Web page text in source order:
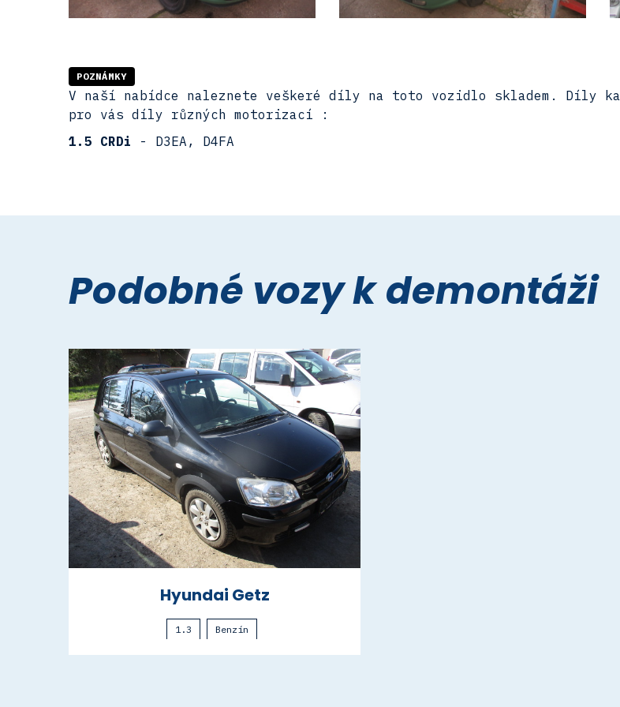
POZNÁMKY
V naší nabídce naleznete veškeré díly na toto vozidlo skladem. Díly
pro vás díly různých motorizací :
1.5 CRDi - D3EA, D4FA
Podobné vozy k demontáži
Hyundai Getz
1.3 Benzín